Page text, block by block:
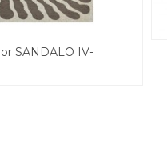
SANDALO IV-